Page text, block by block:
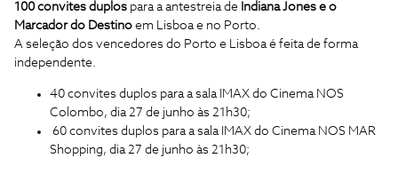
100 convites duplos para a antestreia de Indiana Jones e o
Marcador do Destino em Lisboa e no Porto.
A seleção dos vencedores do Porto e Lisboa é feita de forma
independente.
40 convites duplos para a sala IMAX do Cinema NOS
Colombo, dia 27 de junho às 21h30;
60 convites duplos para a sala IMAX do Cinema NOS MAR
Shopping, dia 27 de junho às 21h30;